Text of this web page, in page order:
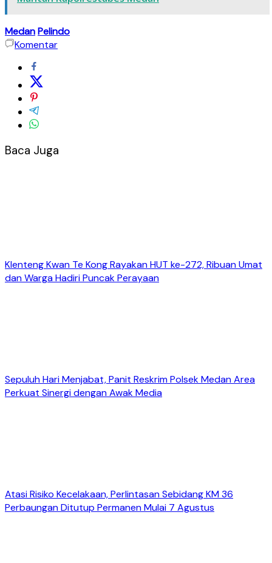
MedanPelindo
Komentar
Baca Juga
Klenteng Kwan Te Kong Rayakan HUT ke-272, Ribuan Umat
dan Warga Hadiri Puncak Perayaan
Sepuluh Hari Menjabat, Panit Reskrim Polsek Medan Area
Perkuat Sinergi dengan Awak Media
Atasi Risiko Kecelakaan, Perlintasan Sebidang KM 36
Perbaungan Ditutup Permanen Mulai 7 Agustus